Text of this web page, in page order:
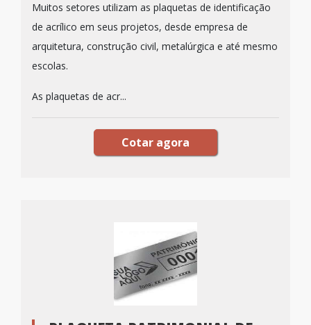
Muitos setores utilizam as plaquetas de identificação
de acrílico em seus projetos, desde empresa de
arquitetura, construção civil, metalúrgica e até mesmo
escolas.
As plaquetas de acr...
Cotar agora